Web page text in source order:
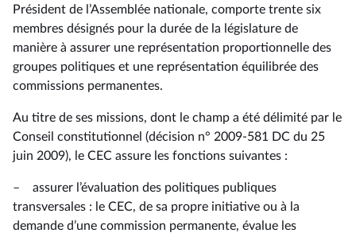
Président de l’Assemblée nationale, comporte trente six
membres désignés pour la durée de la législature de
manière à assurer une représentation proportionnelle des
groupes politiques et une représentation équilibrée des
commissions permanentes.
Au titre de ses missions, dont le champ a été délimité par le
Conseil constitutionnel (décision n° 2009-581 DC du 25
juin 2009), le CEC assure les fonctions suivantes :
– assurer l’évaluation des politiques publiques
transversales : le CEC, de sa propre initiative ou à la
demande d’une commission permanente, évalue les